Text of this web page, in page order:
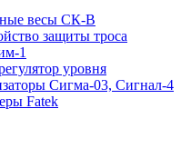
весы СК-В
защиты троса
1
уровня
Сигма-03, Сигнал-4
Fatek